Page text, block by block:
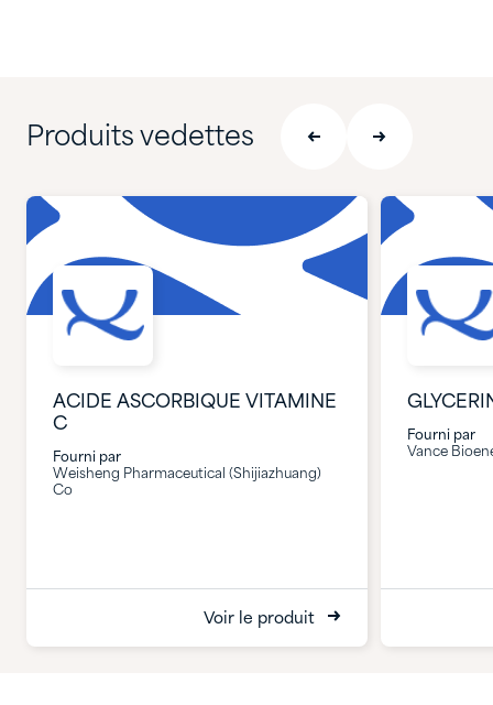
Produits vedettes
ACIDE ASCORBIQUE VITAMINE
C
Fourni par
Weisheng Pharmaceutical (Shijiazhuang)
Co
Voir le produit
Fourni par
Vance